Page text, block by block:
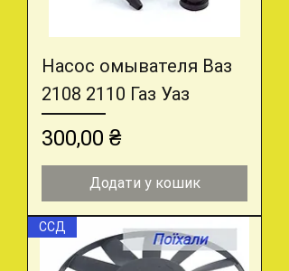
Насос омывателя Ваз
2108 2110 Газ Уаз
Ціна
300,00 ₴
Додати у кошик
ССД